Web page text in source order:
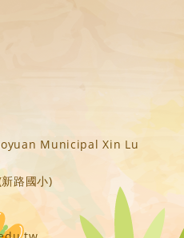
Municipal Xin Lu
路國小)